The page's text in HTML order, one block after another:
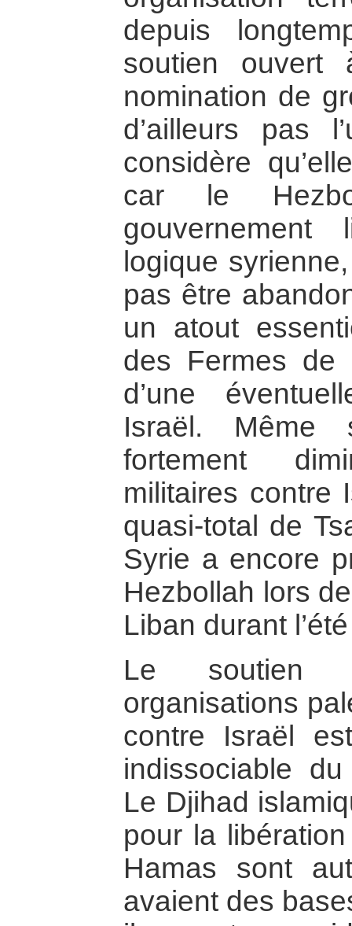
depuis
soutien ouvert
nomination de
d’ailleurs pas
considère
car le
logique
pas être
un atout
des Fermes de
d’une
Israël.
fortement
militaires contre
quasi-total de
Syrie a encore
Hezbollah lors
Liban durant
Le soutien
organisations
contre Israël
indissociable
Le Djihad
pour la
Hamas sont
avaient des